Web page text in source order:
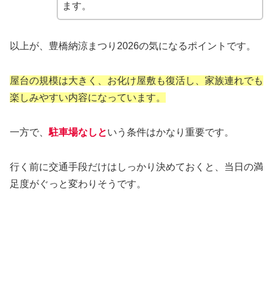
ます。
以上が、豊橋納涼まつり2026の気になるポイントです。
屋台の規模は大きく、お化け屋敷も復活し、家族連れでも
楽しみやすい内容になっています。
一方で、 駐車場なしという条件はかなり重要です。
行く前に交通手段だけはしっかり決めておくと、当日の満
足度がぐっと変わりそうです。